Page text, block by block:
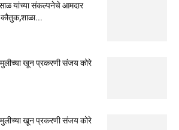
यांच्या संकल्पनेचे आमदार
मुलीच्या खून प्रकरणी संजय कोरे
मुलीच्या खून प्रकरणी संजय कोरे